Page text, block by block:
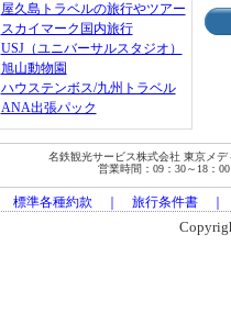
屋久島トラベルの旅行やツアー
スカイマーク国内旅行
USJ（ユニバーサルスタジオ）
旭山動物園
ハウステンボス/九州トラベル
ANA出張パック
名鉄観光サービス株式会社 東京メ
営業時間：09：30～18：
標準各種約款 旅行条件書｜